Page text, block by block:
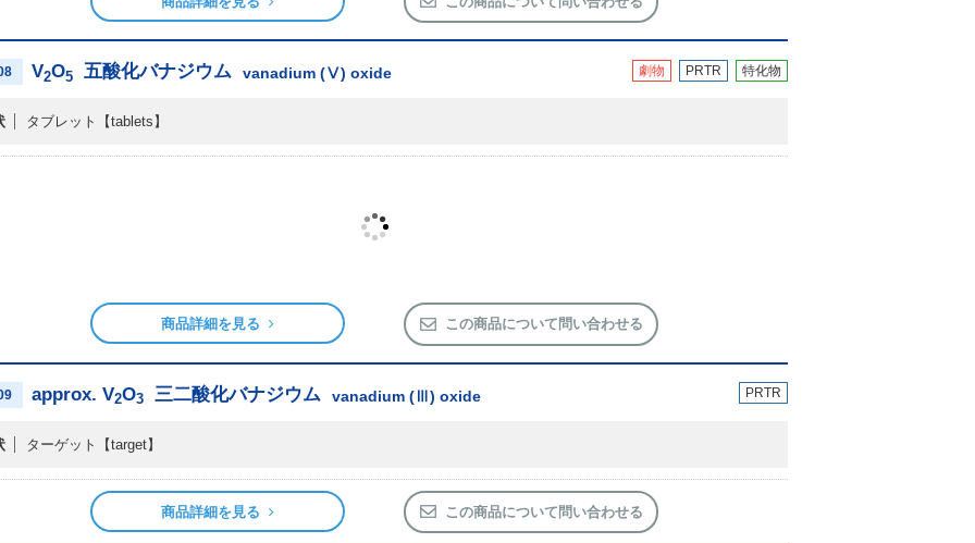
V2O5 五酸化バナジウム vanadium (Ⅴ) oxide 劇物 PRTR 特化物
タブレット 【tablets】
商品詳細を見る この商品について問い合わせる
approx. V2O3 三二酸化バナジウム vanadium (Ⅲ) oxide PRTR
ターゲット 【target】
商品詳細を見る この商品について問い合わせる